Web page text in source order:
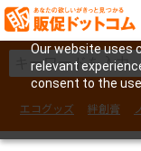
Our website uses
relevant
consent to the
エコグッズ 絆創膏
フェイスシール